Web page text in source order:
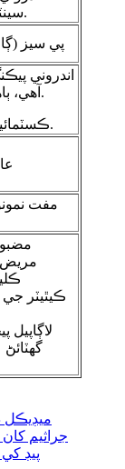
سينٽرل وينس ڪيٿيٽر، وغيره.
5000 پي سيز
اندروني
آهي، ٻاهرين ڪارٽون ڪيس آهي.
ڪسٽمائيز پيڪنگ قبول ڪئي وئي.
عام
مفت
1.
2.
3.